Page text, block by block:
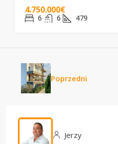
4.750.000€
6 6 479
Poprzedni
Jerzy